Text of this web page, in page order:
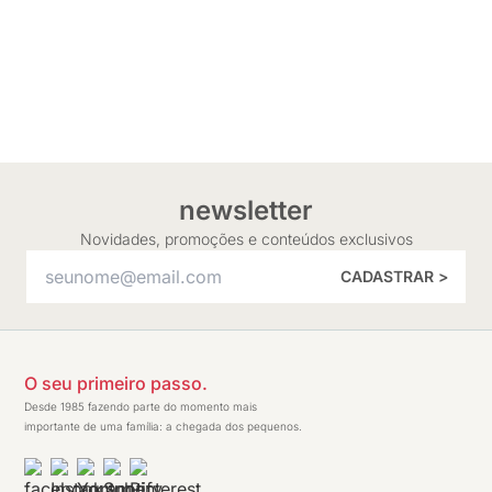
newsletter
Novidades, promoções e conteúdos exclusivos
CADASTRAR >
O seu primeiro passo.
Desde 1985 fazendo parte do momento mais
importante de uma família: a chegada dos pequenos.